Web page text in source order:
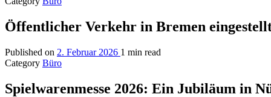
Öffentlicher Verkehr in Bremen
Published on 2. Februar 2026 1 min read
Category Büro
Spielwarenmesse 2026: Ein Jubiläum in